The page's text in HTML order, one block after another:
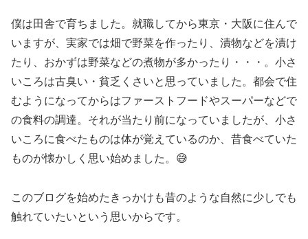
僕は田舎で育ちました。就職してから東京・大阪に住んで
いますが、実家では畑で野菜を作ったり、漬物などを漬け
たり、おかずは野菜などの煮物が多かったり・・・。小さ
いころは古臭い・貧乏くさいと思っていました。都会で住
むようになってからはファーストフードやスーパーなどで
の食料の調達。それが当たり前になっていましたが、小さ
いころに食べたものは体が覚えているのか、昔食べていた
ものが懐かしく思い始めました。😅
このブログを始めたきっかけも昔のような自然に少しでも
触れていたいという思いからです。